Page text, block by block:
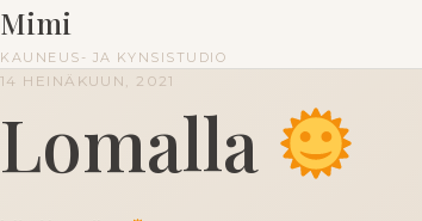
Mimi
KAUNEUS- JA KYNSISTUDIO
14 HEINÄKUUN, 2021
Lomalla